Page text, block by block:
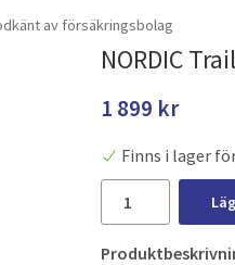
av försäkringsbolag
NORDIC
1 899 kr
Finns i lager